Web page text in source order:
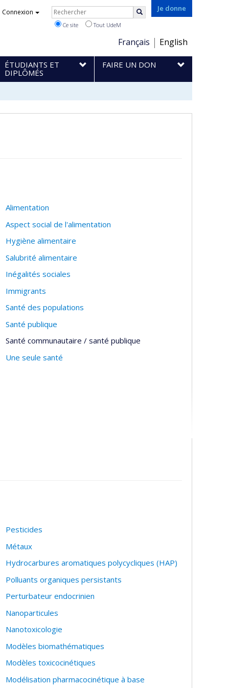
Je donne
Choix
de
la
langue
Français English
Connexion Rechercher
Ce site Tout UdeM
ÉTUDIANTS ET
DIPLÔMÉS
FAIRE UN DON
Alimentation
Aspect social de l'alimentation
Hygiène alimentaire
Salubrité alimentaire
Inégalités sociales
Immigrants
Santé des populations
Santé publique
Santé communautaire / santé publique
Une seule santé
Pesticides
Métaux
Hydrocarbures aromatiques polycycliques (HAP)
Polluants organiques persistants
Perturbateur endocrinien
Nanoparticules
Nanotoxicologie
Modèles biomathématiques
Modèles toxicocinétiques
Modélisation pharmacocinétique à base